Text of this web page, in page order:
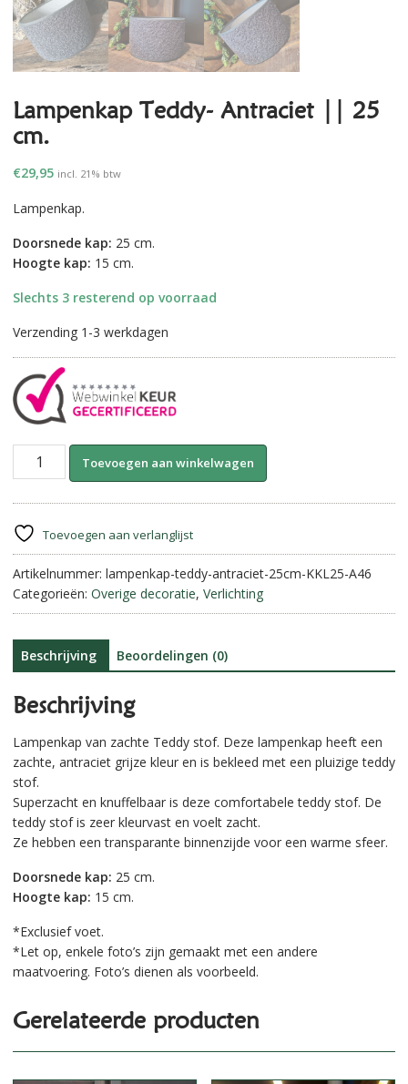
Lampenkap Teddy- Antraciet || 25
cm.
€29,95 incl. 21% btw
Lampenkap.
Doorsnede kap: 25 cm.
Hoogte kap: 15 cm.
Slechts 3 resterend op voorraad
Verzending 1-3 werkdagen
Lampenkap
Teddy-
25
cm.
aantal
Toevoegen aan winkelwagen
n
a
i
:
Toevoegen aan verlanglijst
Artikelnummer: lampenkap-teddy-antraciet-25cm-KKL25-A46
Categorieën: Overige decoratie, Verlichting
Beschrijving Beoordelingen (0)
Beschrijving
Lampenkap van zachte Teddy stof. Deze lampenkap heeft een
zachte, antraciet grijze kleur en is bekleed met een pluizige teddy
stof.
Superzacht en knuffelbaar is deze comfortabele teddy stof. De
teddy stof is zeer kleurvast en voelt zacht.
Ze hebben een transparante binnenzijde voor een warme sfeer.
Doorsnede kap: 25 cm.
Hoogte kap: 15 cm.
*Exclusief voet.
*Let op, enkele foto’s zijn gemaakt met een andere
maatvoering. Foto’s dienen als voorbeeld.
Gerelateerde producten